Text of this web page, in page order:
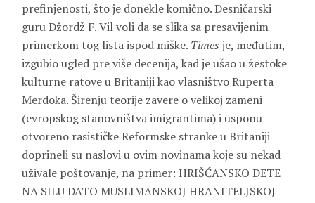
prefinjenosti, što je donekle komično. Desničarski
guru Džordž F. Vil voli da se slika sa presavijenim
primerkom tog lista ispod miške. Times je, međutim,
izgubio ugled pre više decenija, kad je ušao u žestoke
kulturne ratove u Britaniji kao vlasništvo Ruperta
Merdoka. Širenju teorije zavere o velikoj zameni
(evropskog stanovništva imigrantima) i usponu
otvoreno rasističke Reformske stranke u Britaniji
doprineli su naslovi u ovim novinama koje su nekad
uživale poštovanje, na primer: HRIŠĆANSKO DETE
NA SILU DATO MUSLIMANSKOJ HRANITELJSKOJ